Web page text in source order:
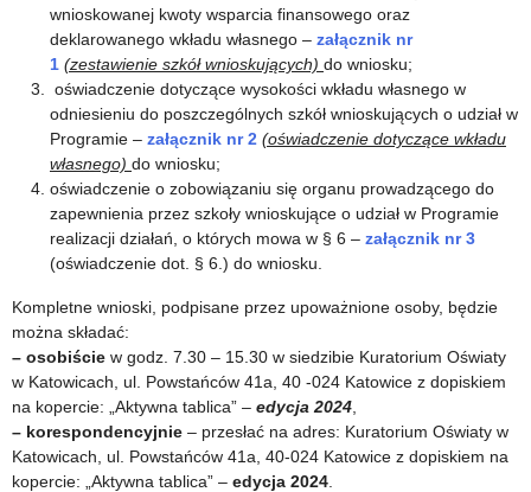
wnioskowanej kwoty wsparcia finansowego oraz
deklarowanego wkładu własnego – załącznik nr
1 (zestawienie szkół wnioskujących) do wniosku;
oświadczenie dotyczące wysokości wkładu własnego w
odniesieniu do poszczególnych szkół wnioskujących o udział w
Programie – załącznik nr 2 (oświadczenie dotyczące wkładu
własnego) do wniosku;
oświadczenie o zobowiązaniu się organu prowadzącego do
zapewnienia przez szkoły wnioskujące o udział w Programie
realizacji działań, o których mowa w § 6 – załącznik nr 3
(oświadczenie dot. § 6.) do wniosku.
Kompletne wnioski, podpisane przez upoważnione osoby, będzie
można składać:
– osobiście w godz. 7.30 – 15.30 w siedzibie Kuratorium Oświaty
w Katowicach, ul. Powstańców 41a, 40 -024 Katowice z dopiskiem
na kopercie: „Aktywna tablica” – edycja 2024
– korespondencyjnie – przesłać na adres: Kuratorium Oświaty w
Katowicach, ul. Powstańców 41a, 40-024 Katowice z dopiskiem na
kopercie: „Aktywna tablica” – edycja 2024